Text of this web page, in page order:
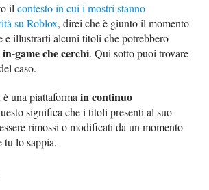
ilcontesto in cui i mostri stanno
su Roblox, direi che è giunto il momento
e illustrarti alcuni titoli che potrebbero
game che cerchi. Qui sotto puoi trovare
caso.
è una piattaformain continuo
significa che i titoli presenti al suo
rimossi o modificati da un momento
tu lo sappia.